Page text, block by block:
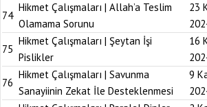
74
Hikmet Çalışmaları | Allah’a Teslim
Olamama Sorunu
23
75
Hikmet Çalışmaları | Şeytan İşi
Pislikler
16
76
Hikmet Çalışmaları | Savunma
Sanayiinin Zekat İle Desteklenmesi
9